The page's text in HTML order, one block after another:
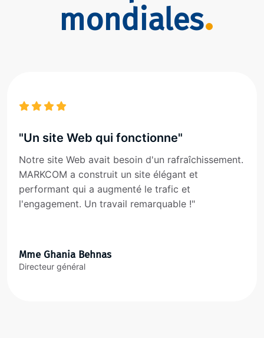
mondiales
"Un site Web qui fonctionne"
Notre site Web avait besoin d'un rafraîchissement.
MARKCOM a construit un site élégant et
performant qui a augmenté le trafic et
l'engagement. Un travail remarquable !"
Mme Ghania Behnas
Directeur général